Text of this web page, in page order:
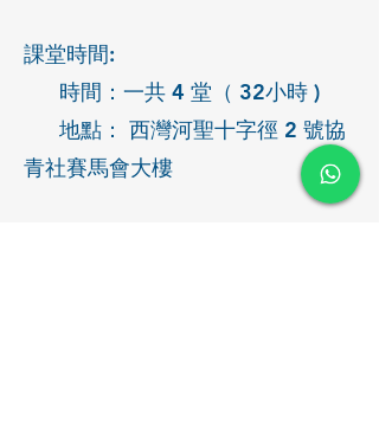
課堂時間:
時間：一共 4 堂（ 32小時 )
地點： 西灣河聖十字徑 2 號協
青社賽馬會大樓